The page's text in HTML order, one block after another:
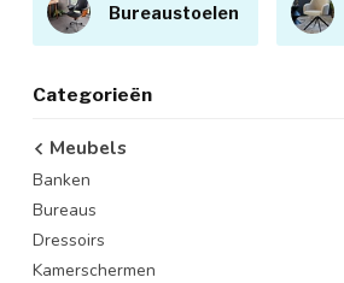
Bureaustoelen
Categorieën
Meubels
Banken
Bureaus
Dressoirs
Kamerschermen